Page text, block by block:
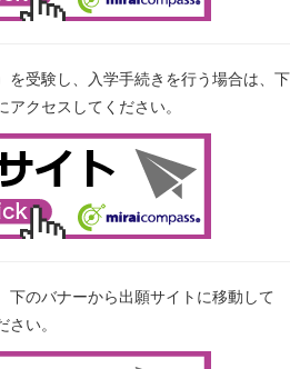
受験し、入学手続きを行う場合は、下
クセスしてください。
のバナーから出願サイトに移動して
い。